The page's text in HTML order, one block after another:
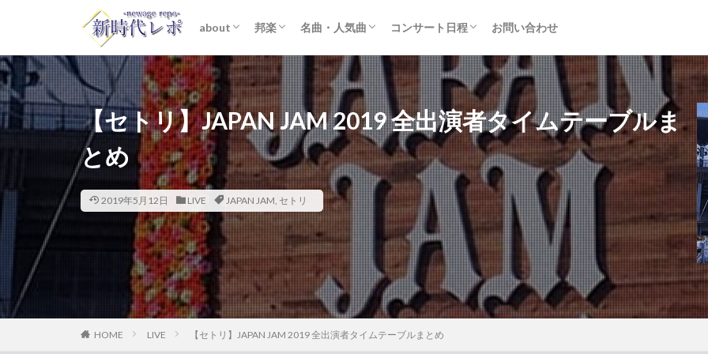
about
ライター紹介
プライバシーポリシー
免責事項
邦楽
STARTO ENTERTAINMENT (旧ジャニーズ)
女性アイドル
K-POP
洋楽
名曲・人気曲
おすすめアルバム
歌詞考察
コンサート日程
セトリ・まとめ
ライブレポ
カード枠
お問い合わせ
【セトリ】JAPAN JAM 2019 全出演者タイムテーブルま
とめ
2019年5月12日 LIVE JAPAN JAM, セトリ
HOME LIVE 【セトリ】JAPAN JAM 2019 全出演者タイムテーブルまとめ